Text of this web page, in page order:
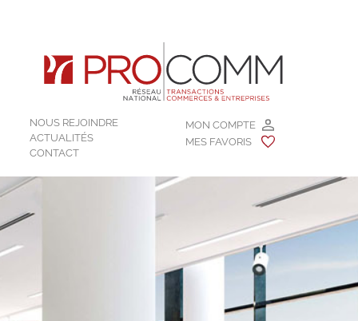
MON COMPTE
MES FAVORIS
NOUS REJOINDRE
ACTUALITÉS
CONTACT